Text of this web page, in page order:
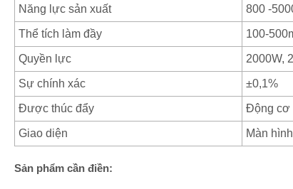
Năng lực sản xuất 800 -
Thể tích làm đầy 100-
Quyền lực 2000W,
Sự chính xác ±0,1%
Được thúc đẩy Động cơ
Giao diện Màn
Sản phẩm cần điền: